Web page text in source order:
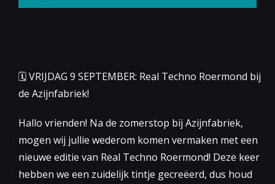
🗓 VRIJDAG 9 SEPTEMBER: Real Techno Roermond bij
de Azijnfabriek!
Hallo vrienden! Na de zomerstop bij Azijnfabriek,
mogen wij jullie wederom komen vermaken met een
nieuwe editie van Real Techno Roermond! Deze keer
hebben we een zuidelijk tintje gecreëerd, dus houd